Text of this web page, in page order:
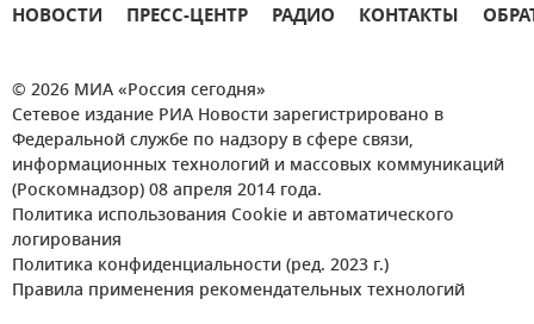
НОВОСТИ ПРЕСС-ЦЕНТР РАДИО КОНТАКТЫ
© 2026 МИА «Россия сегодня»
Сетевое издание РИА Новости зарегистрировано в
Федеральной службе по надзору в сфере связи,
информационных технологий и массовых коммуникаций
(Роскомнадзор) 08 апреля 2014 года.
Политика использования Cookie и автоматического
логирования
Политика конфиденциальности (ред. 2023 г.)
Правила применения рекомендательных технологий